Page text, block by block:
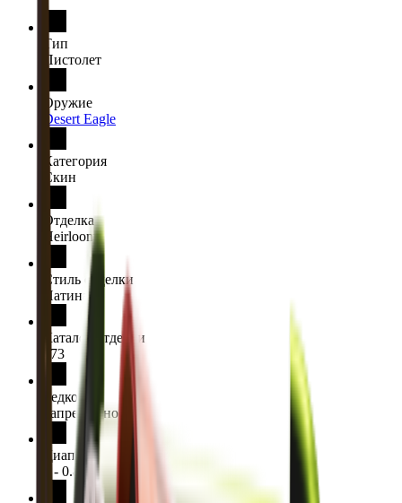
Тип
Пистолет
Оружие
Desert Eagle
Категория
Скин
Отделка
Heirloom
Стиль отделки
Патина
Каталог отделки
273
Редкость
Запрещённое
Диапазон Float
0 - 0.8